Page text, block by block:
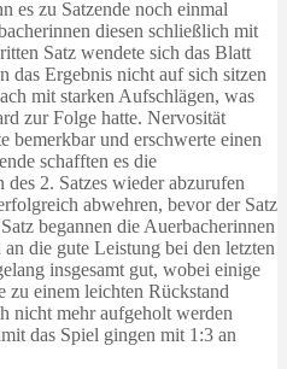
es zu Satzende noch einmal
diesen schließlich mit
Satz wendete sich das Blatt
das Ergebnis nicht auf sich sitzen
mit starken Aufschlägen, was
zur Folge hatte. Nervosität
bemerkbar und erschwerte einen
schafften es die
2. Satzes wieder abzurufen
abwehren, bevor der Satz
begannen die Auerbacherinnen
die gute Leistung bei den letzten
insgesamt gut, wobei einige
zu einem leichten Rückstand
nicht mehr aufgeholt werden
das Spiel gingen mit 1:3 an